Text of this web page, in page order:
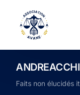
Faits non élucidés